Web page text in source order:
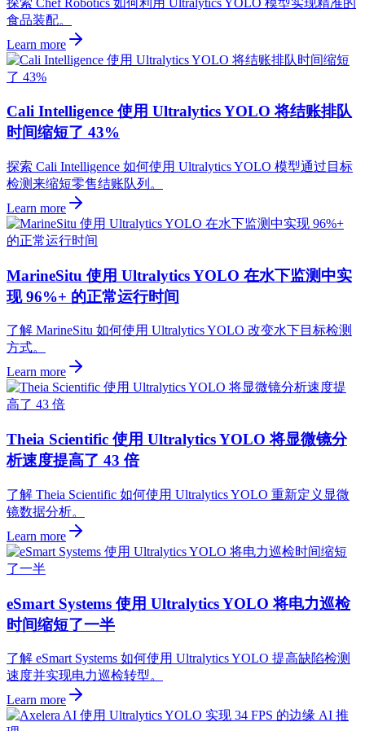
食品装配。
Learn more
Cali Intelligence 使用 Ultralytics YOLO 将结账排队
时间缩短了 43%
探索 Cali Intelligence 如何使用 Ultralytics YOLO 模型通过目标
检测来缩短零售结账队列。
Learn more
MarineSitu 使用 Ultralytics YOLO 在水下监测中实
现 96%+ 的正常运行时间
了解 MarineSitu 如何使用 Ultralytics YOLO 改变水下目标检测
方式。
Learn more
Theia Scientific 使用 Ultralytics YOLO 将显微镜分
析速度提高了 43 倍
了解 Theia Scientific 如何使用 Ultralytics YOLO 重新定义显微
镜数据分析。
Learn more
eSmart Systems 使用 Ultralytics YOLO 将电力巡检
时间缩短了一半
了解 eSmart Systems 如何使用 Ultralytics YOLO 提高缺陷检测
速度并实现电力巡检转型。
Learn more